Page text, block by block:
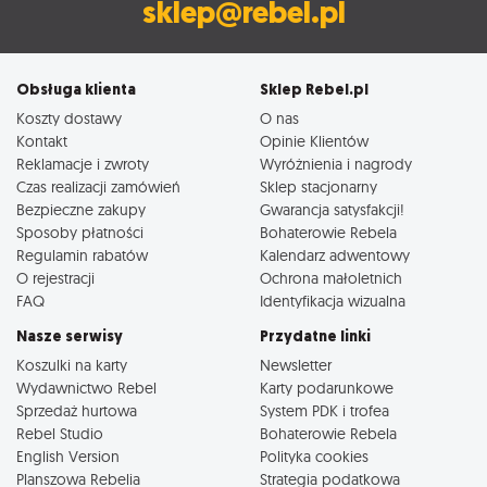
sklep@rebel.pl
Obsługa klienta
Koszty dostawy
Kontakt
Reklamacje i zwroty
Czas realizacji zamówień
Bezpieczne zakupy
Sposoby płatności
Regulamin rabatów
O rejestracji
FAQ
Sklep Rebel.pl
O nas
Opinie Klientów
Wyróżnienia i nagrody
Sklep stacjonarny
Gwarancja satysfakcji!
Bohaterowie Rebela
Kalendarz adwentowy
Ochrona małoletnich
Identyfikacja wizualna
Nasze serwisy
Koszulki na karty
Wydawnictwo Rebel
Sprzedaż hurtowa
Rebel Studio
English Version
Planszowa Rebelia
Przydatne linki
Newsletter
Karty podarunkowe
System PDK i trofea
Bohaterowie Rebela
Polityka cookies
Strategia podatkowa